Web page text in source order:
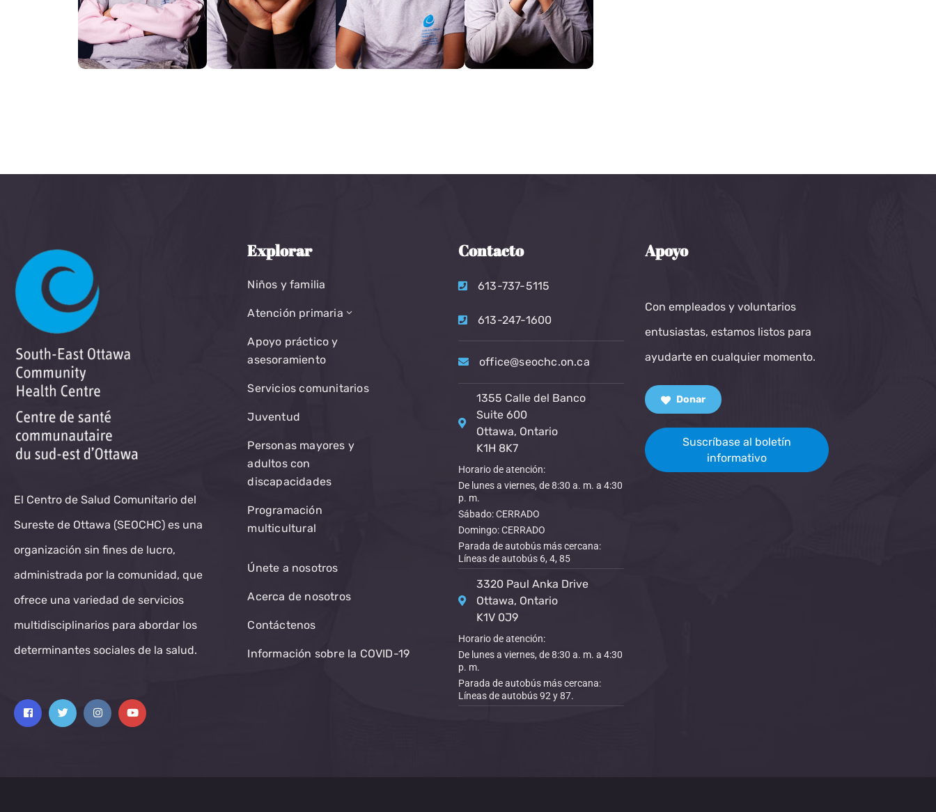
El Centro de Salud Comunitario del
Sureste de Ottawa (SEOCHC) es una
organización sin fines de lucro,
administrada por la comunidad, que
ofrece una variedad de servicios
multidisciplinarios para abordar los
determinantes sociales de la salud.
Explorar
Niños y familia
Atención primaria
Apoyo práctico y
asesoramiento
Servicios comunitarios
Juventud
Personas mayores y
adultos con
discapacidades
Programación
multicultural
Únete a nosotros
Acerca de nosotros
Contáctenos
Información sobre la COVID-19
Contacto
613-737-5115
613-247-1600
office@seochc.on.ca
1355 Calle del Banco
Suite 600
Ottawa, Ontario
K1H 8K7
Horario de atención:
De lunes a viernes, de 8:30 a. m. a 4:30
p. m.
Sábado: CERRADO
Domingo: CERRADO
Parada de autobús más cercana:
Líneas de autobús 6, 4, 85
3320 Paul Anka Drive
Ottawa, Ontario
K1V 0J9
Horario de atención:
De lunes a viernes, de 8:30 a. m. a 4:30
p. m.
Parada de autobús más cercana:
Líneas de autobús 92 y 87.
Apoyo
Con empleados y voluntarios
entusiastas, estamos listos para
ayudarte en cualquier momento.
Donar
Suscríbase al boletín
informativo